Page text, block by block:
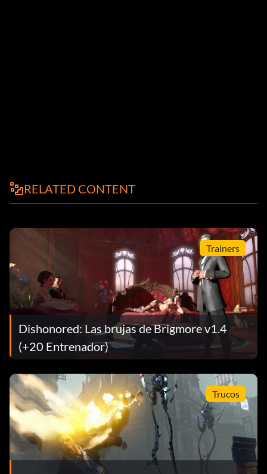
RELATED CONTENT
Trainers
Dishonored: Las brujas de Brigmore v1.4
(+20 Entrenador)
Trucos